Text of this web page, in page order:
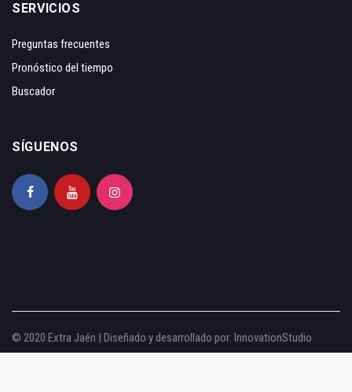
SERVICIOS
Preguntas frecuentes
Pronóstico del tiempo
Buscador
SÍGUENOS
© 2020 Extra Jaén | Diseñado y desarrollado por: InnovationStudio